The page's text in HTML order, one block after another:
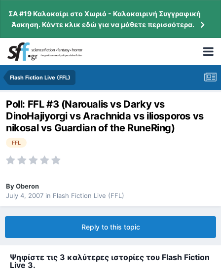
ΣΑ #19 Καλοκαίρι στο Χωριό - Καλοκαιρινή Συγγραφική
Άσκηση. Κάντε κλικ εδώ για να μάθετε περισσότερα.
Flash Fiction Live (FFL)
Poll: FFL #3 (Naroualis vs Darky vs
DinoHajiyorgi vs Arachnida vs iliosporos vs
nikosal vs Guardian of the RuneRing)
FFL
ByOberon
July 4, 2007 in Flash Fiction Live (FFL)
Reply to this topic
Ψηφίστε τις 3 καλύτερες ιστορίες του Flash Fiction
Live 3.